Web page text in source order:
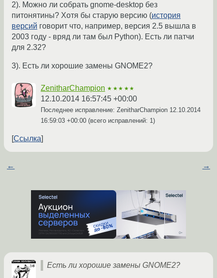
2). Можно ли собрать gnome-desktop без
питонятины? Хотя бы старую версию (история
версий говорит что, например, версия 2.5 вышла в
2003 году - вряд ли там был Python). Есть ли патчи
для 2.32?
3). Есть ли хорошие замены GNOME2?
ZenitharChampion ★★★★★
12.10.2014 16:57:45 +00:00
Последнее исправление: ZenitharChampion 12.10.2014
16:59:03 +00:00 (всего исправлений: 1)
Ссылка
← →
Есть ли хорошие замены GNOME2?